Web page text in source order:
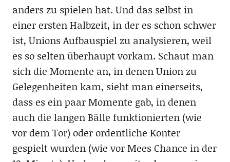
anders zu spielen hat. Und das selbst in
einer ersten Halbzeit, in der es schon schwer
ist, Unions Aufbauspiel zu analysieren, weil
es so selten überhaupt vorkam. Schaut man
sich die Momente an, in denen Union zu
Gelegenheiten kam, sieht man einerseits,
dass es ein paar Momente gab, in denen
auch die langen Bälle funktionierten (wie
vor dem Tor) oder ordentliche Konter
gespielt wurden (wie vor Mees Chance in der